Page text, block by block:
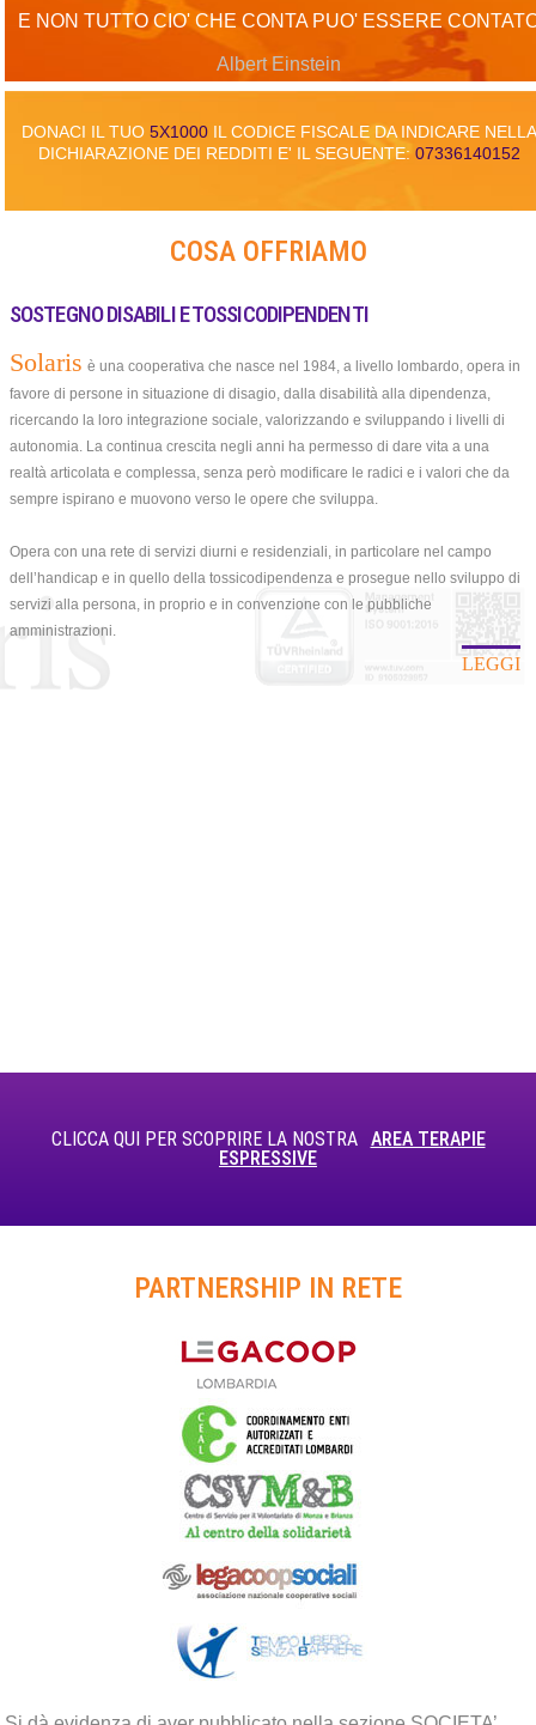
E se si, come?
Ascolta la storia di
Solaris Cooperativa
voce di chi ha iniziato un
Guarda il video
E NON TUTTO CIO' CHE CONTA PUO' ESSERE
Albert Einstein
DONACI IL TUO 5X1000 IL CODICE FISCALE DA INDICARE NELLA
DICHIARAZIONE DEI REDDITI E' IL SEGUENTE: 07336140152
COSA OFFRIAMO
SOSTEGNO DISABILI E TOSSICODIPENDENTI
Solaris è una cooperativa che nasce nel 1984, a livello lombardo, opera in
favore di persone in situazione di disagio, dalla disabilità alla dipendenza,
ricercando la loro integrazione sociale, valorizzando e sviluppando i livelli di
autonomia. La continua crescita negli anni ha permesso di dare vita a una
realtà articolata e complessa, senza però modificare le radici e i valori che da
sempre ispirano e muovono verso le opere che sviluppa.
Opera con una rete di servizi diurni e residenziali, in particolare nel campo
dell’handicap e in quello della tossicodipendenza e prosegue nello sviluppo di
servizi alla persona, in proprio e in convenzione con le pubbliche
amministrazioni.
LEGGI
CLICCA QUI PER SCOPRIRE LA NOSTRA AREA TERAPIE
ESPRESSIVE
PARTNERSHIP IN RETE